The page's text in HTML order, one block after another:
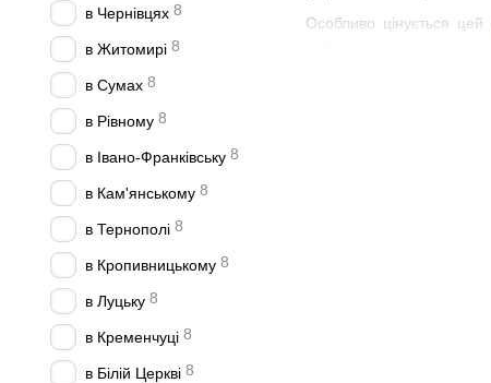
Особливо цінується цей
в Чернівцях 8
в Житомирі 8
в Сумах 8
в Рівному 8
в Івано-Франківську 8
в Кам'янському 8
в Тернополі 8
в Кропивницькому 8
в Луцьку 8
в Кременчуці 8
в Білій Церкві 8